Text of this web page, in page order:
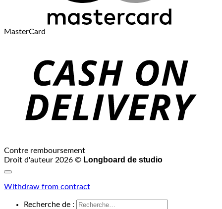
MasterCard
Contre remboursement
Droit d'auteur 2026 © Longboard de studio
Withdraw from contract
Recherche de :